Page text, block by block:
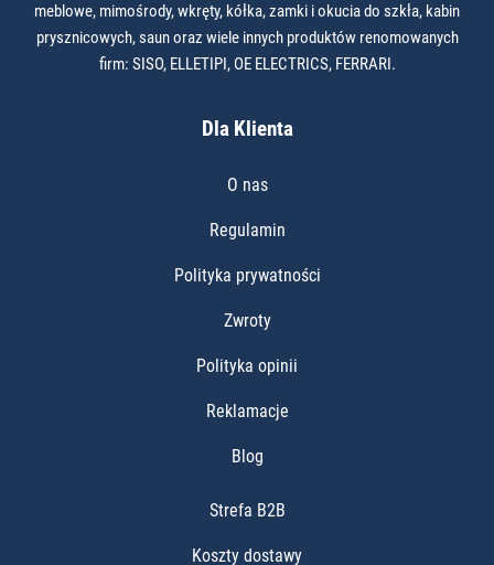
meblowe, mimośrody, wkręty, kółka, zamki i okucia do szkła, kabin
prysznicowych, saun oraz wiele innych produktów renomowanych
firm: SISO, ELLETIPI, OE ELECTRICS, FERRARI.
Dla Klienta
O nas
Regulamin
Polityka prywatności
Zwroty
Polityka opinii
Reklamacje
Blog
Strefa B2B
Koszty dostawy